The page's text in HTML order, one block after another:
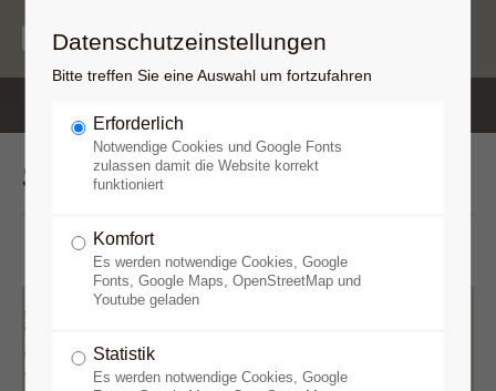
Saal 1Überschrift
Datenschutzeinstellungen
Bitte treffen Sie eine Auswahl um fortzufahren
Erforderlich
Notwendige Cookies und Google Fonts
zulassen damit die Website korrekt
funktioniert
Komfort
Es werden notwendige Cookies, Google
Fonts, Google Maps, OpenStreetMap und
Youtube geladen
Statistik
Es werden notwendige Cookies, Google